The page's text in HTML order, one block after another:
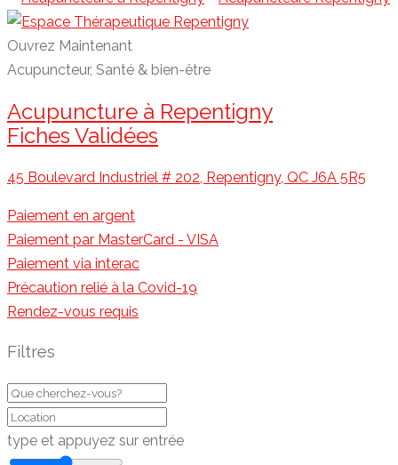
Ouvrez Maintenant
Acupuncteur, Santé & bien-être
Acupuncture à Repentigny
Fiches Validées
45 Boulevard Industriel # 202, Repentigny, QC J6A 5R5
Paiement en argent
Paiement par MasterCard - VISA
Paiement via interac
Précaution relié à la Covid-19
Rendez-vous requis
Filtres
type et appuyez sur entrée